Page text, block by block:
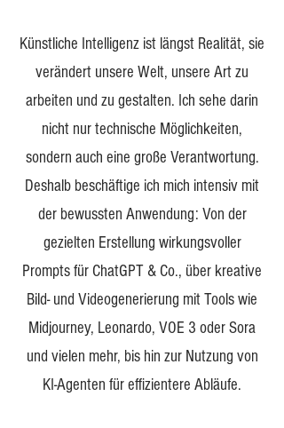
Künstliche Intelligenz ist längst Realität, sie
verändert unsere Welt, unsere Art zu
arbeiten und zu gestalten. Ich sehe darin
nicht nur technische Möglichkeiten,
sondern auch eine große Verantwortung.
Deshalb beschäftige ich mich intensiv mit
der bewussten Anwendung: Von der
gezielten Erstellung wirkungsvoller
Prompts für ChatGPT & Co., über kreative
Bild- und Videogenerierung mit Tools wie
Midjourney, Leonardo, VOE 3 oder Sora
und vielen mehr, bis hin zur Nutzung von
KI-Agenten für effizientere Abläufe.